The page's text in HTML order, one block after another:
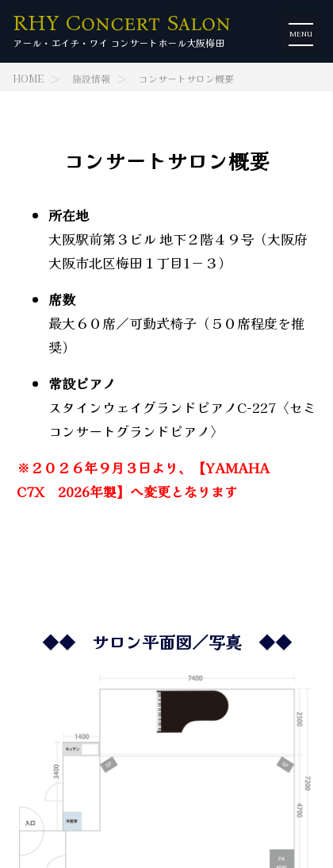
RHY Concert Salon
アール・エイチ・ワイ コンサートホール大阪梅田
MENU
HOME 施設情報 コンサートサロン概要
コンサートサロン概要
所在地
大阪駅前第３ビル 地下２階４９号（大阪府
大阪市北区梅田１丁目1－３）
席数
最大６０席／可動式椅子（５０席程度を推
奨）
常設ピアノ
スタインウェイグランドピアノC-227〈セミ
コンサートグランドピアノ〉
※２０２６年９月３日より、【YAMAHA
C7X 2026年製】へ変更となります
◆◆ サロン平面図／写真◆◆